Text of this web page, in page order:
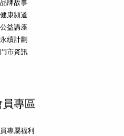
品牌故事
健康頻道
公益講座
永續計劃
門市資訊
員專區
專屬福利